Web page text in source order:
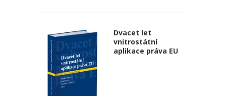
Dvacet let
vnitrostátní
aplikace práva EU